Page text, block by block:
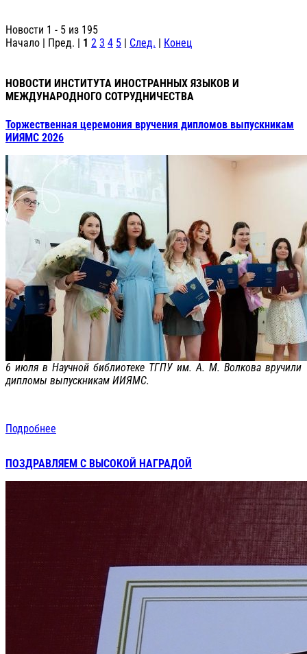
Новости 1 - 5 из 195
Начало | Пред. | 1 2 3 4 5 | След. | Конец
НОВОСТИ ИНСТИТУТА ИНОСТРАННЫХ ЯЗЫКОВ И
МЕЖДУНАРОДНОГО СОТРУДНИЧЕСТВА
Торжественная церемония вручения дипломов выпускникам
ИИЯМС 2026
6 июля в Научной библиотеке ТГПУ им. А. М. Волкова вручили
дипломы выпускникам ИИЯМС.
Подробнее
ПОЗДРАВЛЯЕМ С ВЫСОКОЙ НАГРАДОЙ